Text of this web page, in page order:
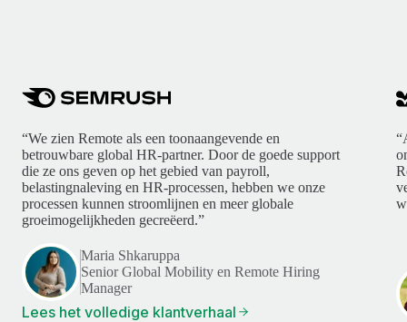
“We zien Remote als een toonaangevende en
betrouwbare global HR-partner. Door de goede support
die ze ons geven op het gebied van payroll,
belastingnaleving en HR-processen, hebben we onze
processen kunnen stroomlijnen en meer globale
groeimogelijkheden gecreëerd.”
Maria Shkaruppa
Senior Global Mobility en Remote Hiring
Manager
Lees het volledige klantverhaal